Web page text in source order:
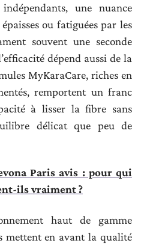
une nuance
ou fatiguées par les
souvent une seconde
dépend aussi de la
MyKaraCare, riches en
remportent un franc
à lisser la fibre sans
délicat que peu de
Paris avis : pour qui
ils vraiment ?
haut de gamme
mettent en avant la qualité